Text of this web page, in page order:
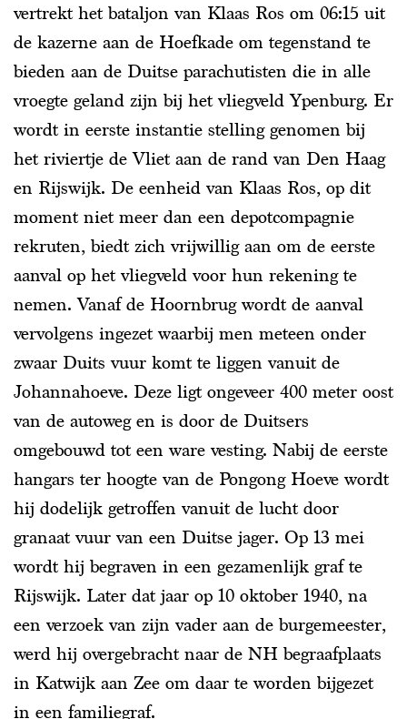
vertrekt het bataljon van Klaas Ros om 06:15 uit
de kazerne aan de Hoefkade om tegenstand te
bieden aan de Duitse parachutisten die in alle
vroegte geland zijn bij het vliegveld Ypenburg. Er
wordt in eerste instantie stelling genomen bij
het riviertje de Vliet aan de rand van Den Haag
en Rijswijk. De eenheid van Klaas Ros, op dit
moment niet meer dan een depotcompagnie
rekruten, biedt zich vrijwillig aan om de eerste
aanval op het vliegveld voor hun rekening te
nemen. Vanaf de Hoornbrug wordt de aanval
vervolgens ingezet waarbij men meteen onder
zwaar Duits vuur komt te liggen vanuit de
Johannahoeve. Deze ligt ongeveer 400 meter oost
van de autoweg en is door de Duitsers
omgebouwd tot een ware vesting. Nabij de eerste
hangars ter hoogte van de Pongong Hoeve wordt
hij dodelijk getroffen vanuit de lucht door
granaat vuur van een Duitse jager. Op 13 mei
wordt hij begraven in een gezamenlijk graf te
Rijswijk. Later dat jaar op 10 oktober 1940, na
een verzoek van zijn vader aan de burgemeester,
werd hij overgebracht naar de NH begraafplaats
in Katwijk aan Zee om daar te worden bijgezet
in een familiegraf.